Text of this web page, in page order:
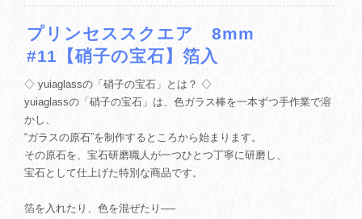
プリンセススクエア 8mm
#11【硝子の宝石】箔入
◇ yuiaglassの「硝子の宝石」とは？ ◇
yuiaglassの「硝子の宝石」は、色ガラス棒を一本ずつ手作業で溶
かし、
“ガラスの原石”を制作するところから始まります。
その原石を、宝石研磨職人が一つひとつ丁寧に研磨し、
宝石として仕上げた特別な商品です。
箔を入れたり、色を混ぜたり──